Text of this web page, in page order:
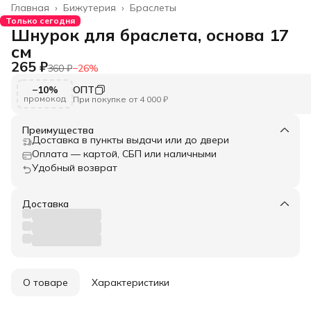
Браслеты
Бижутерия ›
Главная ›
Только сегодня
Шнурок для браслета, основа 17
см
265 ₽360 ₽−26%
−10%
промокод
ОПТ
При покупке от 4 000 ₽
Преимущества
Доставка в пункты выдачи или до двери
Оплата — картой, СБП или наличными
Удобный возврат
Доставка
О товаре Характеристики